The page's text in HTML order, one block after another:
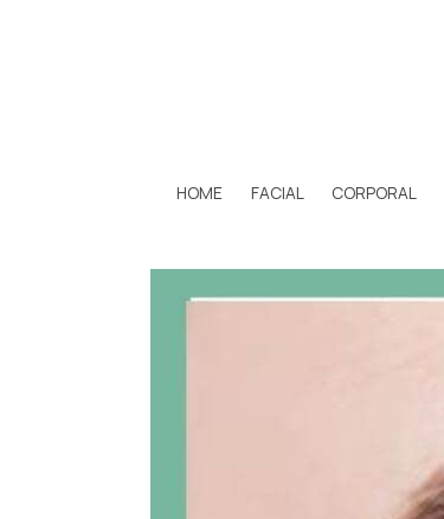
HOME FACIAL CORPORAL